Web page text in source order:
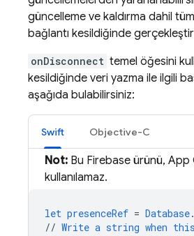
güncelleme ve kaldırma dahil
bağlantı kesildiğinde
onDisconnect temel öğesini
kesildiğinde veri yazma ile ilgili
aşağıda bulabilirsiniz:
Swift Objective-C
Not: Bu Firebase ürünü,
kullanılamaz.
let presenceRef = Database.
// Write a string when this